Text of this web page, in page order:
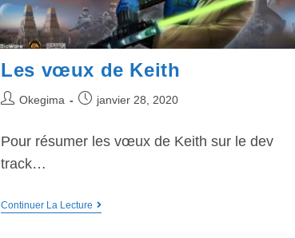
Les vœux de Keith
Okegima janvier 28, 2020
Pour résumer les vœux de Keith sur le dev
track…
Continuer La Lecture